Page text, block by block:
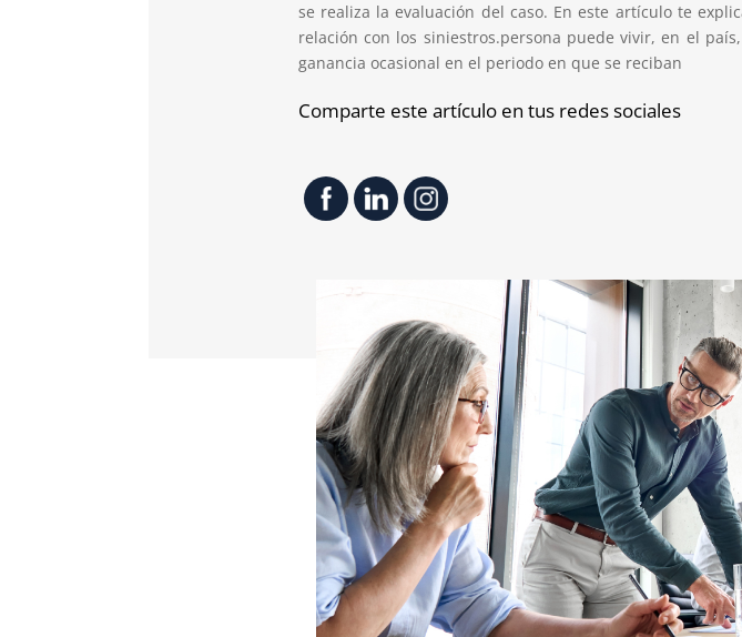
se realiza la evaluación del caso. En este artículo te
relación con los siniestros.persona puede vivir, en el
ganancia ocasional en el periodo en que se reciban
Comparte este artículo en tus redes sociales